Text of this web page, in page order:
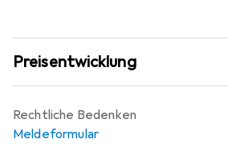
Preisentwicklung
Rechtliche Bedenken
Meldeformular